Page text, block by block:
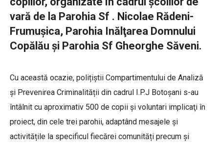
vară de la Parohia Sf . Nicolae Rădeni-
Frumuşica, Parohia Inălţarea Domnului
Copălău și Parohia Sf Gheorghe Săveni.
Cu această ocazie, polițiștii Compartimentului de Analiză
și Prevenirea Criminalității din cadrul I.P.J Botoșani s-au
întâlnit cu aproximativ 500 de copii şi voluntari implicaţi în
proiect, din cele trei parohii, adaptând mesajele și
activitățile la specificul fiecărei comunități precum și